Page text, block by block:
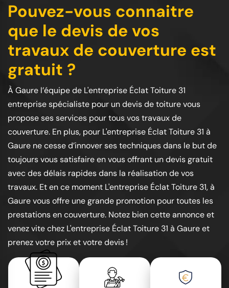
Pouvez-vous connaitre
que le devis de vos
travaux de couverture est
gratuit ?
À Gaure l’équipe de L'entreprise Éclat Toiture 31
entreprise spécialiste pour un devis de toiture vous
propose ses services pour tous vos travaux de
couverture. En plus, pour L'entreprise Éclat Toiture 31 à
Gaure ne cesse d’innover ses techniques dans le but de
toujours vous satisfaire en vous offrant un devis gratuit
avec des délais rapides dans la réalisation de vos
travaux. Et en ce moment L'entreprise Éclat Toiture 31, à
Gaure vous offre une grande promotion pour toutes les
prestations en couverture. Notez bien cette annonce et
venez vite chez L'entreprise Éclat Toiture 31 à Gaure et
prenez votre prix et votre devis !